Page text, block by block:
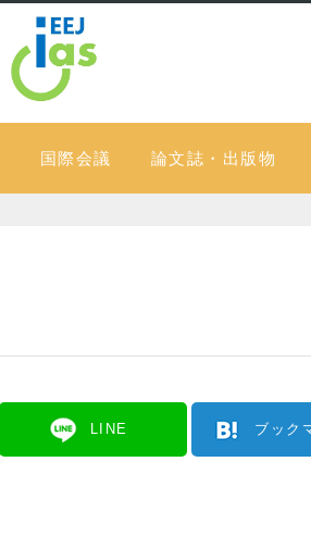
国際会議 論文誌・出版物
LINE ブック